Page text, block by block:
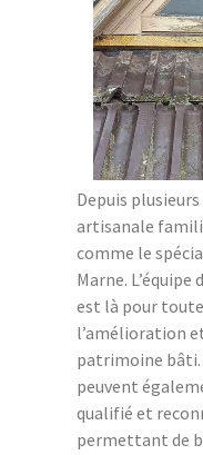
Depuis
artisanale
comme le
Marne.
est là pour
l’amélioration
patrimoine bâti.
peuvent
qualifié et
permettant de